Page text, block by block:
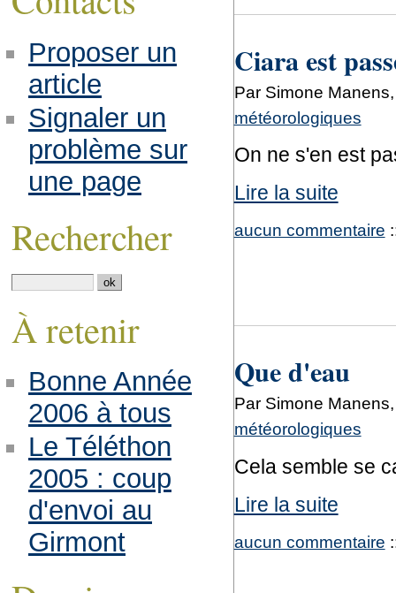
Ciara est
Par Simone
météorologiques
On ne s'en est
Lire la suite
aucun commentaire
Que d'eau
Par Simone
météorologiques
Cela semble se
Lire la suite
aucun commentaire
Proposer un
article
Signaler un
problème sur
une page
Rechercher
À retenir
Bonne Année
2006 à tous
Le Téléthon
2005 : coup
d'envoi au
Girmont